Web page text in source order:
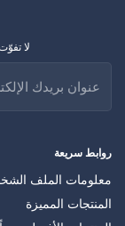
روابط سريعة
معلومات الملف
المنتجات المميزة
لا